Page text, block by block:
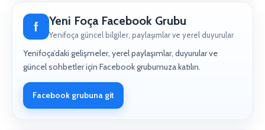
f Yeni Foça Facebook Grubu
Yenifoça güncel bilgiler, paylaşımlar ve yerel duyurular
Yenifoça’daki gelişmeler, yerel paylaşımlar, duyurular ve
güncel sohbetler için Facebook grubumuza katılın.
Facebook grubuna git